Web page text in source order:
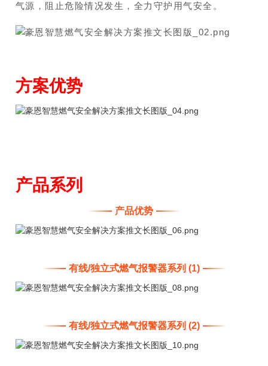
气源，阻止危险情况发生，全力守护用气安全。
方案优势
产品系列
产品优势
有线/独立式燃气报警器系列 (1)
有线/独立式燃气报警器系列 (2)